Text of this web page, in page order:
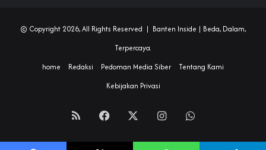
© Copyright 2026, All Rights Reserved | Banten Inside | Beda, Dalam,
Terpercaya.
home
Redaksi Pedoman Media Siber
Tentang Kami
Kebijakan Privasi
RSS Facebook InstagramWhatsApp